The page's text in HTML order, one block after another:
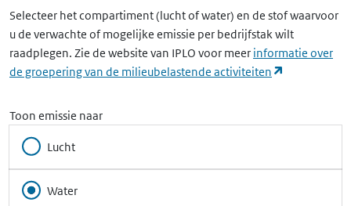
Selecteer het compartiment (lucht of water) en de stof waarvoor
u de verwachte of mogelijke emissie per bedrijfstak wilt
raadplegen. Zie de website van IPLO voor meer informatie over
de groepering van de milieubelastende activiteiten
Toon emissie naar
Lucht
Water